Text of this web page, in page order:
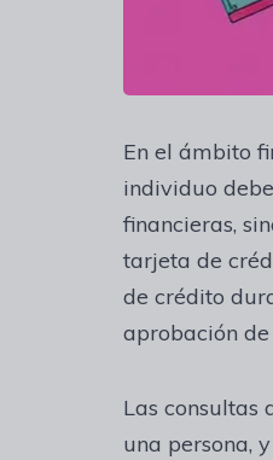
En el ámbito
individuo
financieras,
tarjeta de
de crédito
aprobación
Las consultas
una persona,